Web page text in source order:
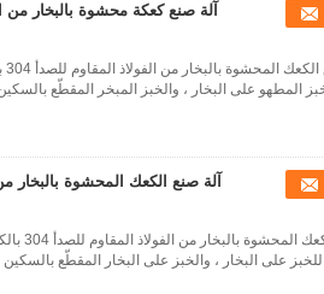
المطهو ​​على البخار ، والخبز المبخر المقطّع
على البخار ، والخبز على البخار المقطّع